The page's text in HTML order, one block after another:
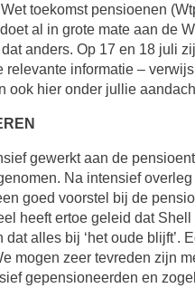
toekomst pensioenen
al in grote mate aan de
anders. Op 17 en 18 juli
informatie –
ook hier onder jullie
gewerkt aan de
Na intensief
goed voorstel bij de
heeft ertoe geleid dat
alles bij ‘het oude
mogen zeer tevreden zijn
gepensioneerden en